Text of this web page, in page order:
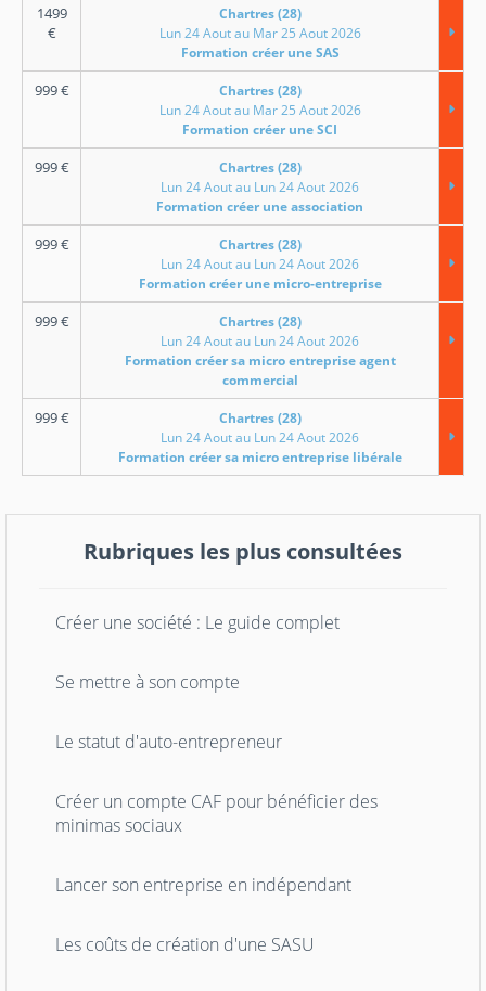
1499
€
Chartres (28)
Lun 24 Aout au Mar 25 Aout 2026
Formation créer une SAS
999€
Chartres (28)
Lun 24 Aout au Mar 25 Aout 2026
Formation créer une SCI
999€
Chartres (28)
Lun 24 Aout au Lun 24 Aout 2026
Formation créer une association
999€
Chartres (28)
Lun 24 Aout au Lun 24 Aout 2026
Formation créer une micro-entreprise
999€
Chartres (28)
Lun 24 Aout au Lun 24 Aout 2026
Formation créer sa micro entreprise agent
commercial
999€
Chartres (28)
Lun 24 Aout au Lun 24 Aout 2026
Formation créer sa micro entreprise libérale
Rubriques les plus consultées
Créer une société : Le guide complet
Se mettre à son compte
Le statut d'auto-entrepreneur
Créer un compte CAF pour bénéficier des
minimas sociaux
Lancer son entreprise en indépendant
Les coûts de création d'une SASU